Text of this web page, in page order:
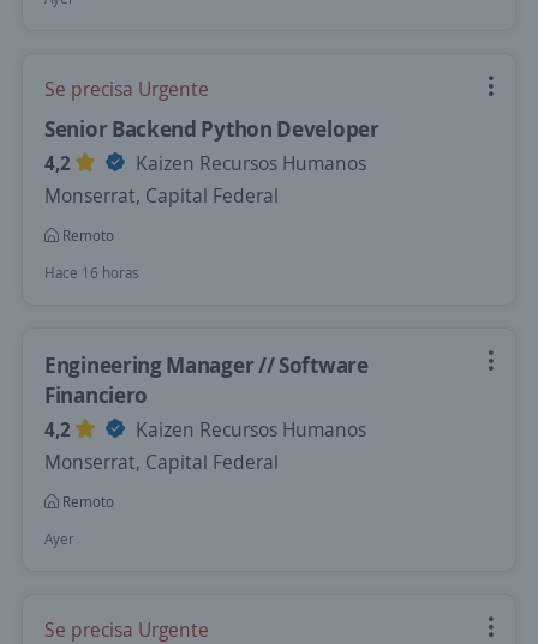
Se precisa Urgente
Senior Backend Python Developer
4,2
Kaizen Recursos Humanos
Monserrat, Capital Federal
Remoto
Hace 16 horas
Engineering Manager // Software
Financiero
4,2
Kaizen Recursos Humanos
Monserrat, Capital Federal
Remoto
Ayer
Se precisa Urgente